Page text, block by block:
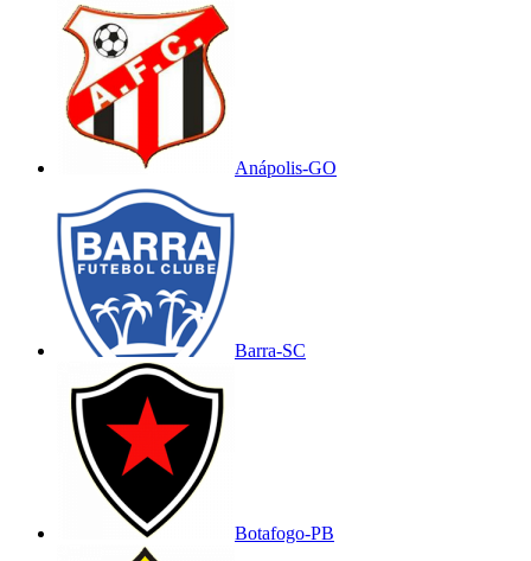
Anápolis-GO
Barra-SC
Botafogo-PB